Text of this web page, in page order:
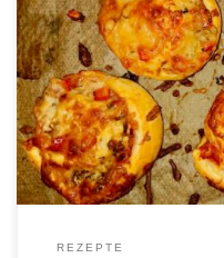
[…]
REZEPTE